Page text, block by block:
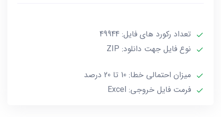
این فایل فقط شامل شماره موبایل صاحبان مشاغل می
باشد و فاقد سایر اطلاعات از جمله نام و … می باشد.
***تمامی فایل ها ممکن است به علت واگذاری خط توسط
تعداد رکورد های فایل: 49944
نوع فایل جهت دانلود: ZIP
میزان احتمالی خطا: 10 تا 20 درصد
فرمت فایل خروجی: Excel